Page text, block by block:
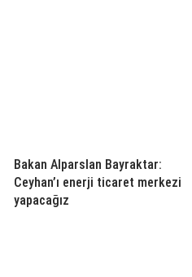
Bakan Alparslan Bayraktar:
Ceyhan’ı enerji ticaret merkezi
yapacağız